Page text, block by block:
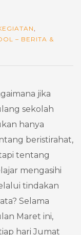
,
– BERITA &
jika
sekolah
hanya
beristirahat,
tentang
mengasihi
tindakan
Selama
Maret ini,
hari Jumat